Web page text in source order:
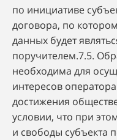
по инициативе
договора, по
данных будет
поручителем.7.5.
необходима для
интересов
достижения
условии, что при
и свободы субъекта